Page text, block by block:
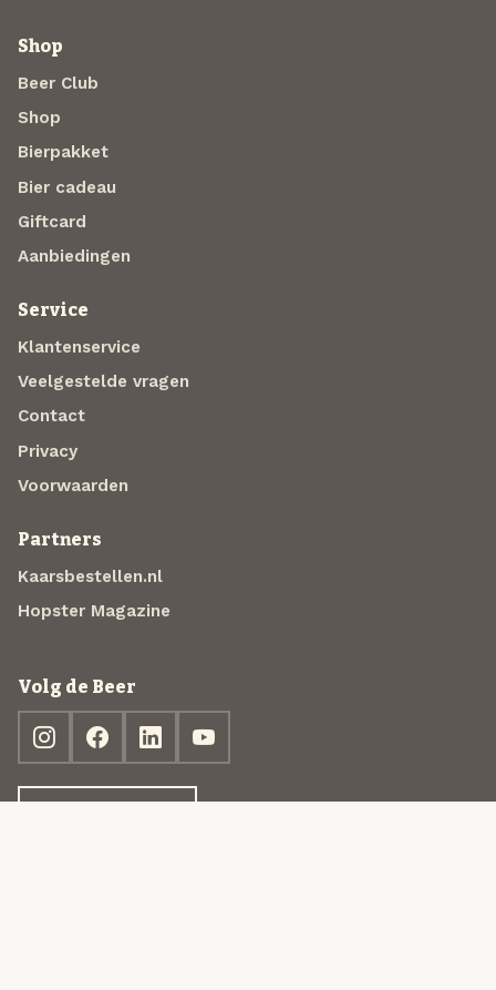
Shop
Beer Club
Shop
Bierpakket
Bier cadeau
Giftcard
Aanbiedingen
Service
Klantenservice
Veelgestelde vragen
Contact
Privacy
Voorwaarden
Partners
Kaarsbestellen.nl
Hopster Magazine
Volg de Beer